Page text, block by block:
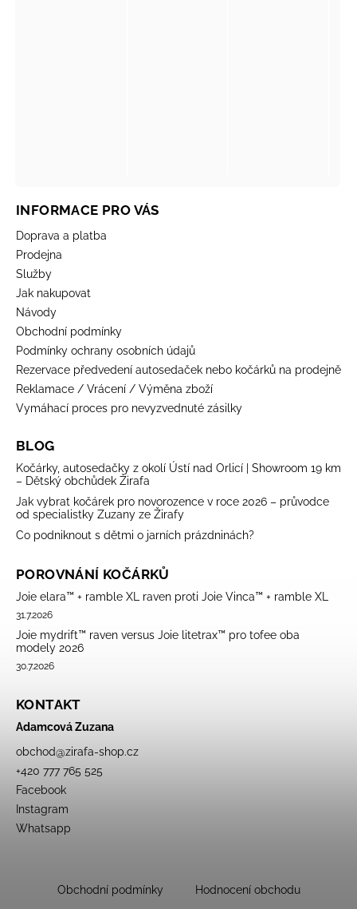
INFORMACE PRO VÁS
Doprava a platba
Prodejna
Služby
Jak nakupovat
Návody
Obchodní podmínky
Podmínky ochrany osobních údajů
Rezervace předvedení autosedaček nebo kočárků na prodejně
Reklamace / Vrácení / Výměna zboží
Vymáhací proces pro nevyzvednuté zásilky
BLOG
Kočárky, autosedačky z okolí Ústí nad Orlicí | Showroom 19 km
– Dětský obchůdek Žirafa
Jak vybrat kočárek pro novorozence v roce 2026 – průvodce
od specialistky Zuzany ze Žirafy
Co podniknout s dětmi o jarních prázdninách?
POROVNÁNÍ KOČÁRKŮ
Joie elara™ + ramble XL raven proti Joie Vinca™ + ramble XL
31.7.2026
Joie mydrift™ raven versus Joie litetrax™ pro tofee oba
modely 2026
30.7.2026
KONTAKT
Adamcová Zuzana
obchod@zirafa-shop.cz
+420 777 765 525
Facebook
Instagram
Whatsapp
Obchodní podmínky Hodnocení obchodu